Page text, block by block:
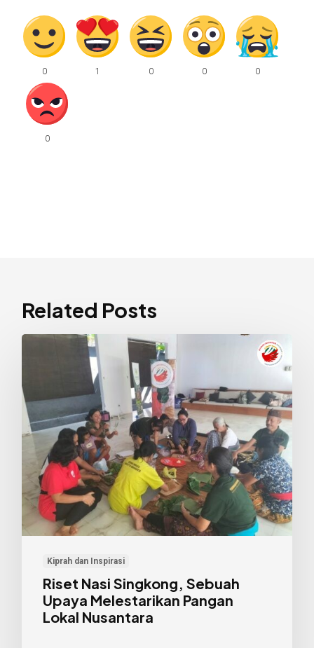
Related Posts
Kiprah dan Inspirasi
Singkong,
Sebuah
Upaya
Melestarikan
Pangan
Lokal
Nusantara
Riset Nasi Singkong, Sebuah
Upaya Melestarikan Pangan
Lokal Nusantara